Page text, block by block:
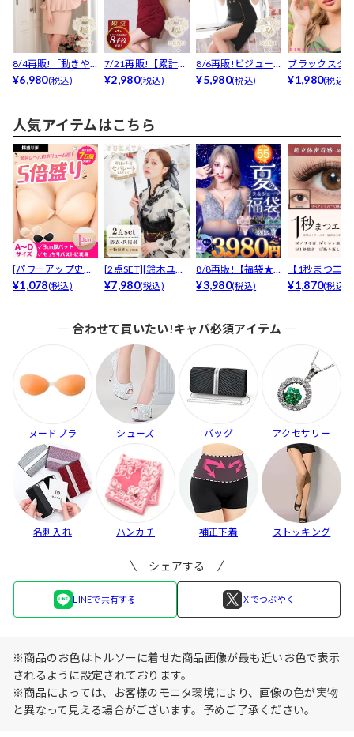
8/4再販!「動きや
すい」褒められ生
¥6,980(税込)
7/21再販!【累計販
売7000枚以上...
¥2,980(税込)
8/6再販!ビジュー
ボタンジップスリ
¥5,980(税込)
ブラックスタ
サングラス
¥1,980(税込)
人気アイテムはこちら
[パワーアップ史上
最強5倍盛りアップ
¥1,078(税込)
[2点SET][鈴木ユリ
ア(baby)...
¥7,980(税込)
8/8再販!【福袋★
ブラセット3点
¥3,980(税込)
【1秒まつエ
リュームタイ
¥1,870(税込)
― 合わせて買いたい!キャバ必須アイテム ―
ヌードブラ シューズ バッグ アクセサリー
名刺入れ ハンカチ 補正下着 ストッキング
シェアする
LINEで共有する Ｘでつぶやく
※商品のお色はトルソーに着せた商品画像が最も近いお色で表示
されるように設定されております。
※商品によっては、お客様のモニタ環境により、画像の色が実物
と異なって見える場合がございます。予めご了承ください。